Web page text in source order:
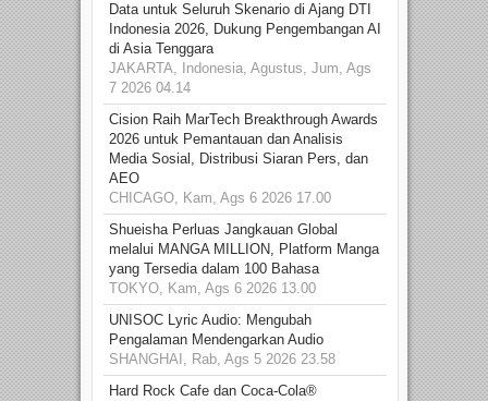
Data untuk Seluruh Skenario di Ajang DTI
Indonesia 2026, Dukung Pengembangan AI
di Asia Tenggara
JAKARTA, Indonesia, Agustus, Jum, Ags
7 2026 04.14
Cision Raih MarTech Breakthrough Awards
2026 untuk Pemantauan dan Analisis
Media Sosial, Distribusi Siaran Pers, dan
AEO
CHICAGO, Kam, Ags 6 2026 17.00
Shueisha Perluas Jangkauan Global
melalui MANGA MILLION, Platform Manga
yang Tersedia dalam 100 Bahasa
TOKYO, Kam, Ags 6 2026 13.00
UNISOC Lyric Audio: Mengubah
Pengalaman Mendengarkan Audio
SHANGHAI, Rab, Ags 5 2026 23.58
Hard Rock Cafe dan Coca-Cola®